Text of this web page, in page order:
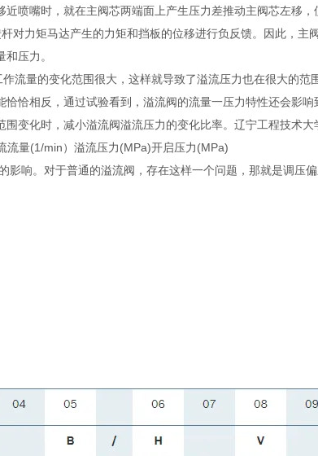
喷嘴时，就在主阀芯两端面上产生压力差推动主阀芯左移
对力矩马达产生的力矩和挡板的位移进行负反馈。因此，主
压力。
流量的变化范围很大，这样就导致了溢流压力也在很大的
恰相反，通过试验看到，溢流阀的流量一压力特性还会影
变化时，减小溢流阀溢流压力的变化比率。辽宁工程技术
流量(1/min）溢流压力(MPa)开启压力(MPa)
影响。对于普通的溢流阀，存在这样一个问题，那就是调压